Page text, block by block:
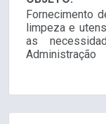
Fornecimento
limpeza e
as
Administração